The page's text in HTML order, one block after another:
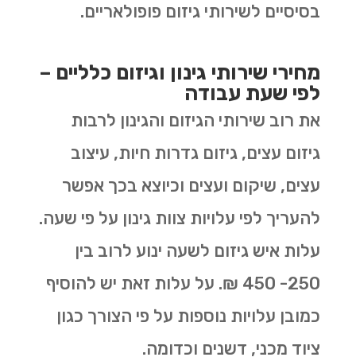
בסיסיים לשירותי גיזום פופולאריים.
מחירי שירותי גינון וגיזום כלליים –
לפי שעת עבודה
את רוב שירותי הגיזום והגינון לרבות
גיזום עצים, גיזום גדרות חיות, עיצוב
עצים, שיקום ועצים וכיוצא בכך אפשר
להעריך לפי עלויות צוות גינון על פי שעה.
עלות איש גיזום לשעה ינוע לרוב בין
250- 450 ₪. על עלות זאת יש להוסיף
כמובן עלויות נוספות על פי הצורך כגון
ציוד מכני, דשנים וכדומה.